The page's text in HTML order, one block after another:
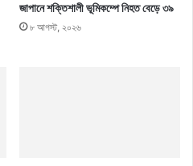
জাপানে শক্তিশালী ভূমিকম্পে নিহত বেড়ে ৩৯
৮ আগস্ট, ২০২৬